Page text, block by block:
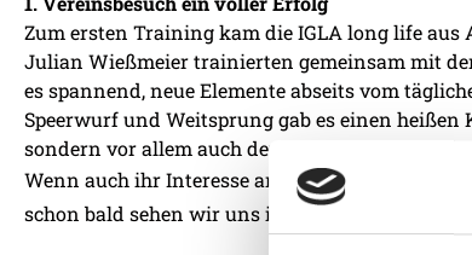
Zum ersten Training kam die IGLA long life
Julian Wießmeier trainierten gemeinsam mit
es spannend, neue Elemente abseits vom
Speerwurf und Weitsprung gab es einen
sondern vor allem auch den Kids hat die
Wenn auch ihr Interesse an einem
schon bald sehen wir uns im Training!